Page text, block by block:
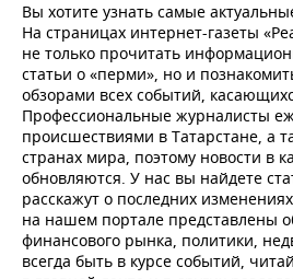
Вы хотите узнать самые
На страницах интернет-газеты
не только прочитать
статьи о «перми», но и
обзорами всех событий,
Профессиональные журналисты
происшествиями в Татарстане, а
странах мира, поэтому новости в
обновляются. У нас вы найдете
расскажут о последних
на нашем портале представлены
финансового рынка, политики,
всегда быть в курсе событий,